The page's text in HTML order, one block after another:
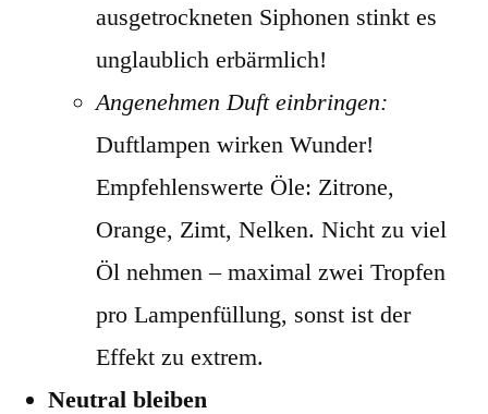
ausgetrockneten Siphonen stinkt es
unglaublich erbärmlich!
Angenehmen Duft einbringen:
Duftlampen wirken Wunder!
Empfehlenswerte Öle: Zitrone,
Orange, Zimt, Nelken. Nicht zu viel
Öl nehmen – maximal zwei Tropfen
pro Lampenfüllung, sonst ist der
Effekt zu extrem.
Neutral bleiben